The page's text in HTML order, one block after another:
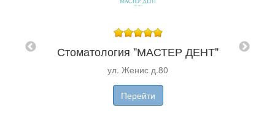
Стоматология "МАСТЕР ДЕНТ"
ул. Женис д.80
Перейти